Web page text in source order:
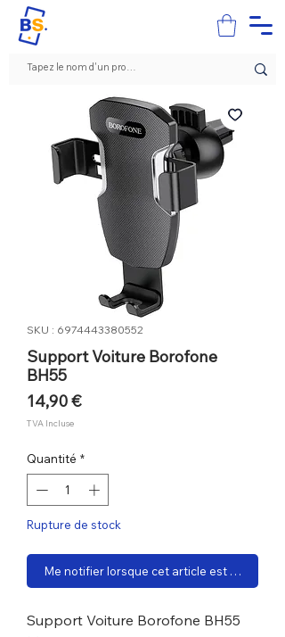
SKU : 6974443380552
Support Voiture Borofone
BH55
14,90 €Prix
TVA Incluse
Quantité *
Rupture de stock
Me notifier lorsque cet article est disponible
Support Voiture Borofone BH55